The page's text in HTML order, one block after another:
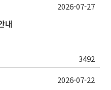
내
3492
2026-07-27
2026-07-22